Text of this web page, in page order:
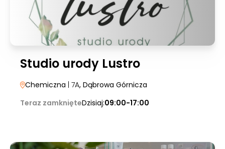
Studio urody Lustro
Chemiczna | 7A, Dąbrowa Górnicza
Teraz zamknięteDzisiaj:09:00-17:00